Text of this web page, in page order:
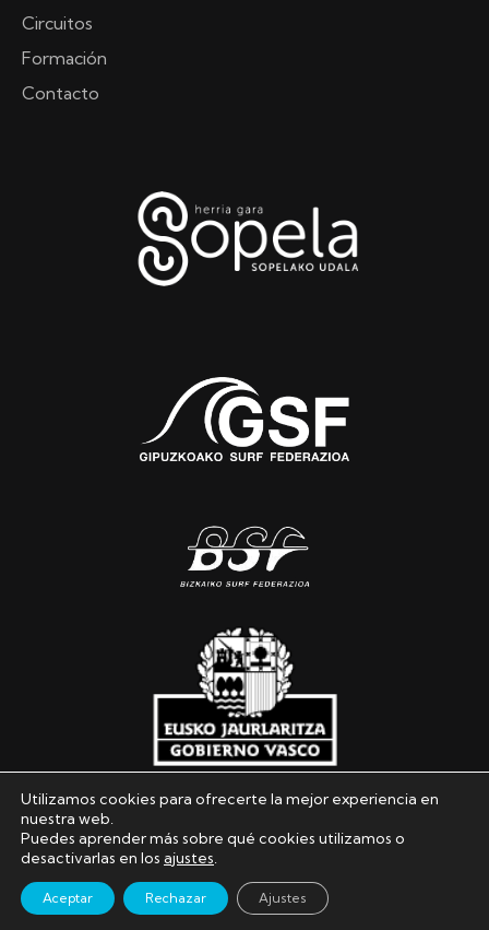
Circuitos
Formación
Contacto
Euskal Herriko Surf Federazioa © 2026. Todos los
Política de privacidad
|Política de cookies
Utilizamos cookies para ofrecerte la mejor experiencia en
nuestra web.
Puedes aprender más sobre qué cookies utilizamos o
desactivarlas en los ajustes.
Aceptar Rechazar Ajustes